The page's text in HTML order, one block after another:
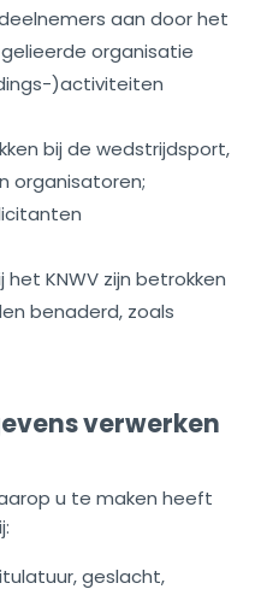
aan door het
organisatie
)activiteiten
bij de wedstrijdsport,
organisatoren;
KNWV zijn betrokken
benaderd, zoals
verwerken
u te maken heeft
geslacht,